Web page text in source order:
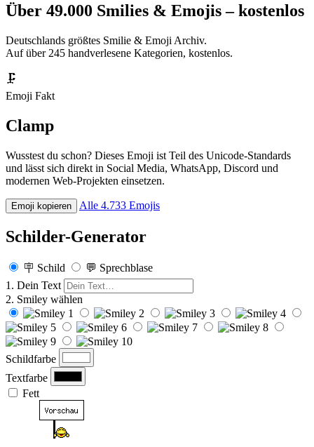
Über 49.000 Smilies & Emojis – kostenlos
Deutschlands größtes Smilie & Emoji Archiv.
Auf über 245 handverlesene Kategorien, kostenlos.
🗜️
Emoji Fakt
Clamp
Wusstest du schon? Dieses Emoji ist Teil des Unicode-Standards
und lässt sich direkt in Social Media, WhatsApp, Discord und
modernen Web-Projekten einsetzen.
Emoji kopieren Alle 4.733 Emojis
Schilder-Generator
🪧 Schild
💬 Sprechblase
1. Dein Text
2. Smiley wählen
Schildfarbe
Textfarbe
Fett